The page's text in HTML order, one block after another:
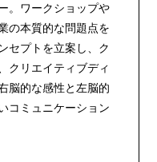
。ワークショップや
の本質的な問題点を
セプトを立案し、ク
クリエイティブディ
脳的な感性と左脳的
コミュニケーション